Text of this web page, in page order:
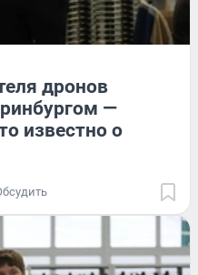
дронов
—
известно о